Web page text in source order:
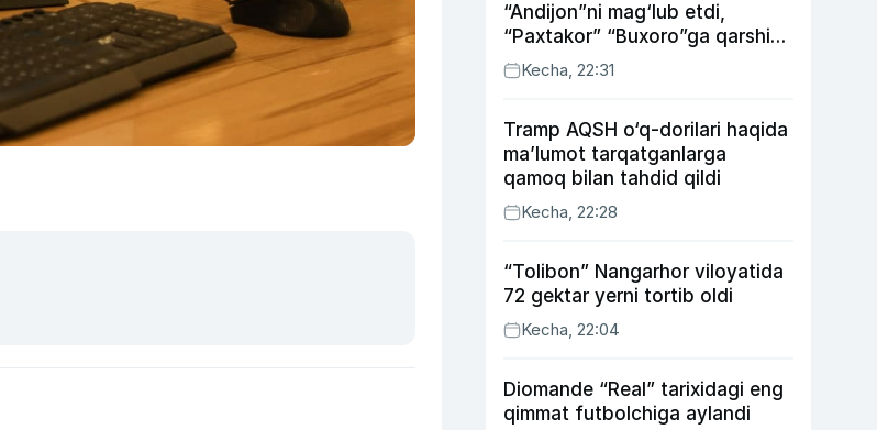
“Andijon”ni mag‘lub etdi,
“Paxtakor” “Buxoro”ga qarshi
bahsda g‘alabani qo‘ldan
chiqardi
Kecha, 22:31
Tramp AQSH o‘q-dorilari haqida
ma’lumot tarqatganlarga
qamoq bilan tahdid qildi
Kecha, 22:28
“Tolibon” Nangarhor viloyatida
72 gektar yerni tortib oldi
Kecha, 22:04
Diomande “Real” tarixidagi eng
qimmat futbolchiga aylandi